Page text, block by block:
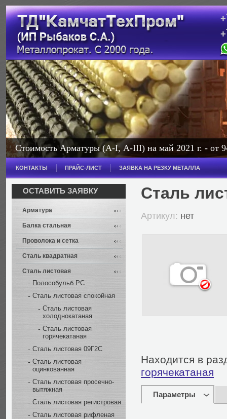
Стоимость Арматуры (А-I, А-III) на май 2021 г. - от
Стоимость Балки на май 2021 г. - от 114 000 рублей
Широкополочная - от 114 000 рублей за тонну.
КОНТАКТЫ ПРАЙС-ЛИСТ ЗАЯВКА НА РЕЗКУ МЕТАЛЛА
Сталь
Артикул: нет
Находится в
горячекатаная
Параметры
ОСТАВИТЬ ЗАЯВКУ
Арматура
Балка стальная
Проволока и сетка
Сталь квадратная
Сталь листовая
Полособульб РС
Сталь листовая спокойная
Сталь листовая
холоднокатаная
Сталь листовая
горячекатаная
Сталь листовая 09Г2С
Сталь листовая
оцинкованная
Сталь листовая просечно-
вытяжная
Сталь листовая регистровая
Сталь листовая рифленая